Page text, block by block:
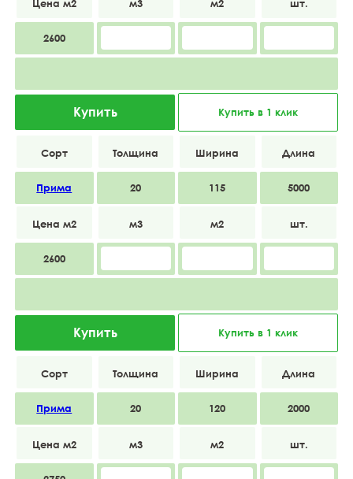
2600
Купить Купить в 1 клик
Прима 20 115 5000
2600
Купить Купить в 1 клик
Прима 20 120 2000